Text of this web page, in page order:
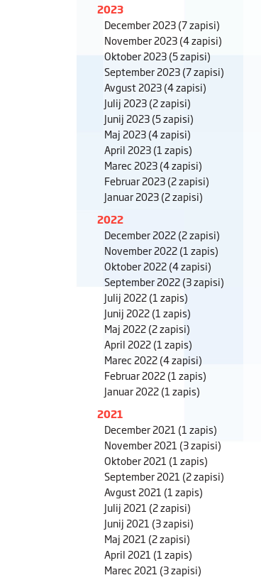
2023
December 2023(7 zapisi)
November 2023(4 zapisi)
Oktober 2023(5 zapisi)
September 2023(7 zapisi)
Avgust 2023(4 zapisi)
Julij 2023(2 zapisi)
Junij 2023(5 zapisi)
Maj 2023(4 zapisi)
April 2023(1 zapis)
Marec 2023(4 zapisi)
Februar 2023(2 zapisi)
Januar 2023(2 zapisi)
2022
December 2022(2 zapisi)
November 2022(1 zapis)
Oktober 2022(4 zapisi)
September 2022(3 zapisi)
Julij 2022(1 zapis)
Junij 2022(1 zapis)
Maj 2022(2 zapisi)
April 2022(1 zapis)
Marec 2022(4 zapisi)
Februar 2022(1 zapis)
Januar 2022(1 zapis)
2021
December 2021 (1 zapis)
November 2021 (3 zapisi)
Oktober 2021 (1 zapis)
September 2021 (2 zapisi)
Avgust 2021 (1 zapis)
Julij 2021 (2 zapisi)
Junij 2021 (3 zapisi)
Maj 2021 (2 zapisi)
April 2021 (1 zapis)
Marec 2021 (3 zapisi)